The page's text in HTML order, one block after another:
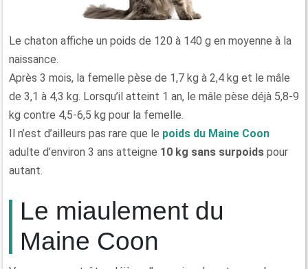
Le chaton affiche un poids de 120 à 140 g en moyenne à la
naissance.
Après 3 mois, la femelle pèse de 1,7 kg à 2,4 kg et le mâle
de 3,1 à 4,3 kg. Lorsqu’il atteint 1 an, le mâle pèse déjà 5,8-9
kg contre 4,5-6,5 kg pour la femelle.
Il n’est d’ailleurs pas rare que le poids du Maine Coon
adulte d’environ 3 ans atteigne 10 kg sans surpoids pour
autant.
Le miaulement du
Maine Coon